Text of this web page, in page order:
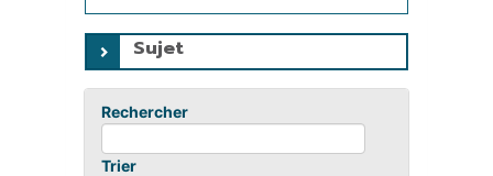
Sujet
Rechercher
Trier